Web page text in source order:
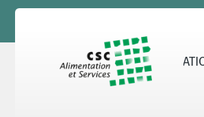
AU SUJET DE LA CSC